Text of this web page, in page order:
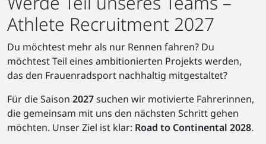
Athlete Recruitment 2027
Du möchtest mehr als nur Rennen fahren? Du
möchtest Teil eines ambitionierten Projekts werden,
das den Frauenradsport nachhaltig mitgestaltet?
Für die Saison 2027suchen wir motivierte Fahrerinnen,
die gemeinsam mit uns den nächsten Schritt gehen
möchten. Unser Ziel ist klar: Road to Continental 2028.